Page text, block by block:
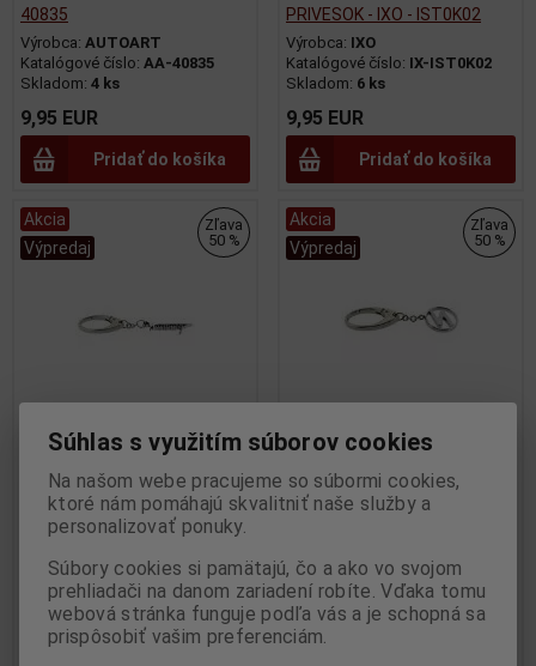
40835
Výrobca: AUTOART
Katalógové číslo: AA-40835
Skladom: 4 ks
9,95 EUR
Pridať do košíka
PRIVESOK - IXO - IST0K02
Výrobca: IXO
Katalógové číslo: IX-IST0K02
Skladom: 6 ks
9,95 EUR
Pridať do košíka
Akcia
Výpredaj
Zľava
50 %
KEYRING/WARTBURG
PRIVESOK - IXO - IST0K01
Katalógové číslo:IX-IST0K01
Skladom: 21 ks
4,95 EUR 9,95 EUR
Akcia
Výpredaj
Zľava
50 %
LOGO KEYRING/SACHSENRING
TRABANT LOGO PRIVESOK -
Výrobca: IXO
Katalógové číslo:IX-IST0K03
Skladom:16 ks
4,95 EUR
Súhlas s využitím súborov cookies
Na našom webe pracujeme so súbormi cookies,
ktoré nám pomáhajú skvalitniť naše služby a
personalizovať ponuky.
Súbory cookies si pamätajú, čo a ako vo svojom
prehliadači na danom zariadení robíte. Vďaka tomu
webová stránka funguje podľa vás a je schopná sa
prispôsobiť vašim preferenciám.